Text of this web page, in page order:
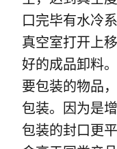
口完毕有水冷
真空室打开上
好的成品卸料
要包装的物品
包装。因为是
包装的封口更